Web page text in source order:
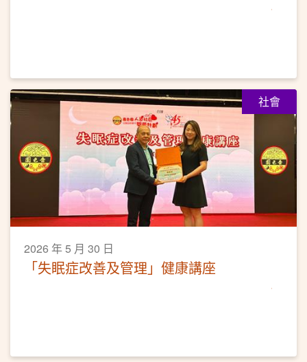
社會
2026 年 5 月 30 日
「失眠症改善及管理」健康講座